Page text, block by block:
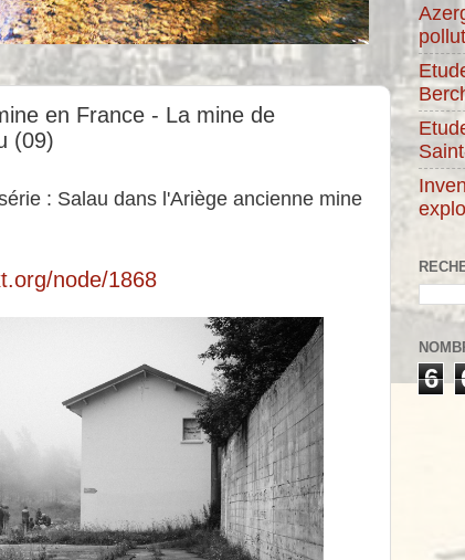
en France - La mine de
(09)
: Salau dans l'Ariège ancienne mine
node/1868
6